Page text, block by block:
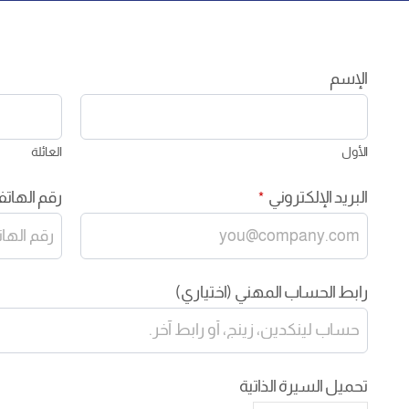
الإسم
الأول العائلة
البريد الإلكتروني * رقم
رابط الحساب المهني (اختياري)
تحميل السيرة الذاتية